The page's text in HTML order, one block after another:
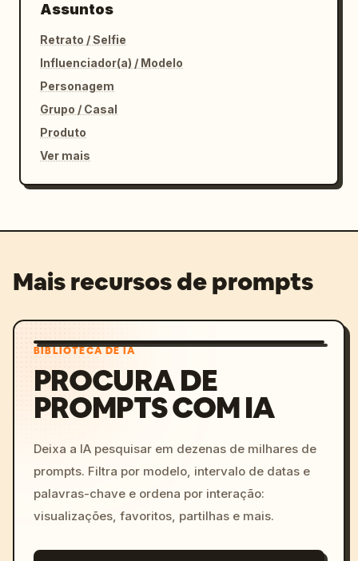
Assuntos
Retrato / Selfie
Influenciador(a) / Modelo
Personagem
Grupo / Casal
Produto
Ver mais
Mais recursos de prompts
BIBLIOTECA DE IA
PROCURA DE
PROMPTS COM IA
Deixa a IA pesquisar em dezenas de milhares de
prompts. Filtra por modelo, intervalo de datas e
palavras-chave e ordena por interação:
visualizações, favoritos, partilhas e mais.